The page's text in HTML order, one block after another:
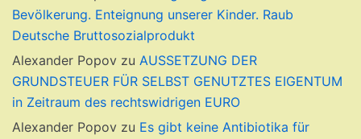
Bevölkerung. Enteignung unserer Kinder. Raub
Deutsche Bruttosozialprodukt
Alexander Popov zu AUSSETZUNG DER
GRUNDSTEUER FÜR SELBST GENUTZTES EIGENTUM
in Zeitraum des rechtswidrigen EURO
Alexander Popov zu Es gibt keine Antibiotika für